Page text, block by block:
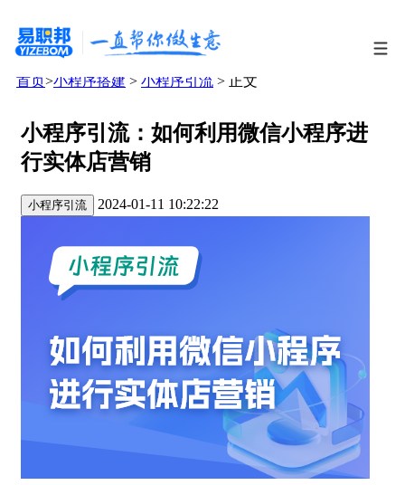
首页>小程序搭建 > 小程序引流 > 正文
小程序引流：如何利用微信小程序进
行实体店营销
小程序引流 2024-01-11 10:22:22